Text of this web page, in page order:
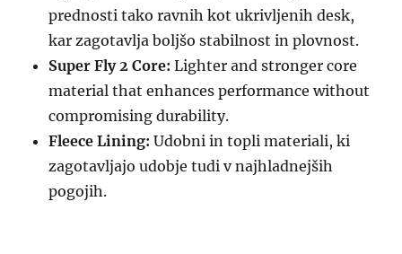
prednosti tako ravnih kot ukrivljenih desk,
kar zagotavlja boljšo stabilnost in plovnost.
Super Fly 2 Core: Lighter and stronger core
material that enhances performance without
compromising durability.
Fleece Lining: Udobni in topli materiali, ki
zagotavljajo udobje tudi v najhladnejših
pogojih.